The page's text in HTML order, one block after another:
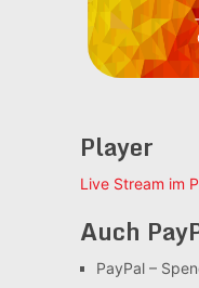
-
Player
Live Stream im
Auch
PayPal –